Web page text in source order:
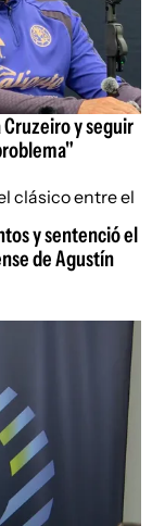
Cruzeiro y seguir
y sentenció el
de Agustín